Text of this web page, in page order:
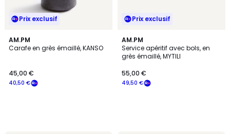
Prix exclusif
AM.PM
Carafe en grès émaillé, KANSO
40,50 €
45,00 €
Prix exclusif
AM.PM
Service apéritif avec bols, en
grès émaillé, MYTILI
49,50 €
55,00 €